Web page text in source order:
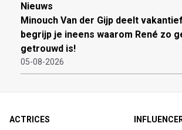
Nieuws
Minouch Van der Gijp deelt
begrijp je ineens waarom René zo
getrouwd is!
05-08-2026
ACTRICES